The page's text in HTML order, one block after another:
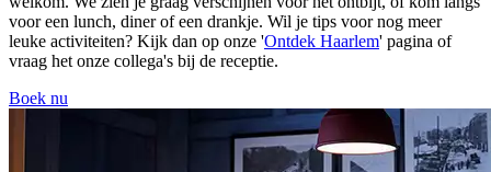
voor een lunch, diner of een drankje. Wil je tips voor nog meer
leuke activiteiten? Kijk dan op onze 'Ontdek Haarlem' pagina of
vraag het onze collega's bij de receptie.
Boek nu